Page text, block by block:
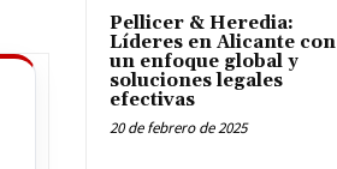
Pellicer & Heredia:
Líderes en Alicante con
un enfoque global y
soluciones legales
efectivas
20 de febrero de 2025